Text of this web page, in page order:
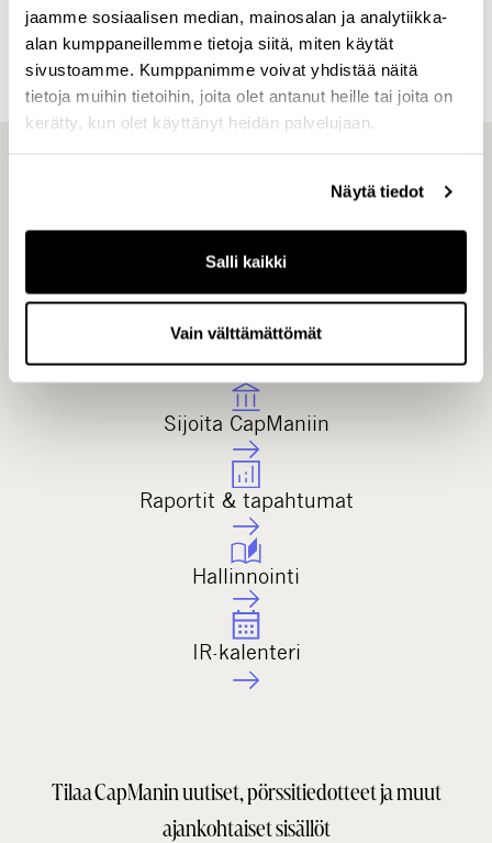
jaamme sosiaalisen median, mainosalan ja analytiikka-
alan kumppaneillemme tietoja siitä, miten käytät
sivustoamme. Kumppanimme voivat yhdistää näitä
tietoja muihin tietoihin, joita olet antanut heille tai joita on
kerätty, kun olet käyttänyt heidän palvelujaan.
Näytä tiedot
Salli kaikki
Vain välttämättömät
Katso myös
Tietoa meistä
Sijoita CapManiin
Raportit & tapahtumat
Hallinnointi
IR-kalenteri
Tilaa CapManin uutiset, pörssitiedotteet ja muut
ajankohtaiset sisällöt